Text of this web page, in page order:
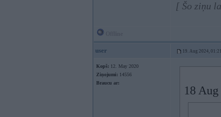
[ Šo ziņu
user 19. Aug 2024,
Kopš: 12. May 2020
Ziņojumi: 14556
Braucu ar:
18